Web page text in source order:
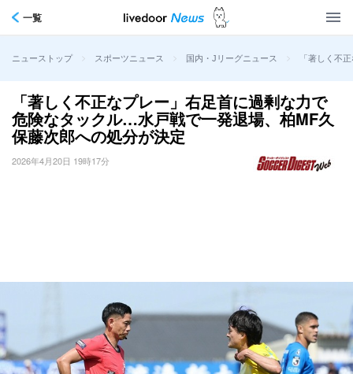
一覧
ニューストップ > スポーツニュース > 国内・Jリーグニュース > 「著しく不
「著しく不正なプレー」右足首に過剰な力で
危険なタックル…水戸戦で一発退場、柏MF久
保藤次郎への処分が決定
2026年4月20日 19時17分